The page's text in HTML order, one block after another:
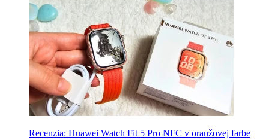
Recenzia: Huawei Watch Fit 5 Pro NFC v oranžovej farbe